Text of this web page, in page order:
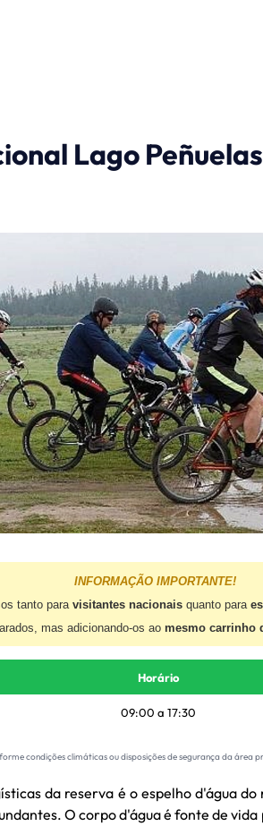
Lago
INFORMAÇÃO IMPORTANTE!
tanto paravisitantes nacionais quanto para
mas adicionando-os ao mesmo carrinho
Horário
09:00 a 17:30
condições climáticas ou disposições de segurança da área
da reserva é o espelho d'água
O corpo d'água é fonte de